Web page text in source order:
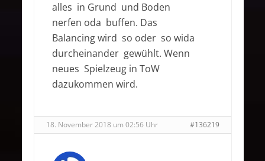
alles in Grund und Boden
nerfen oda buffen. Das
Balancing wird so oder so wida
durcheinander gewühlt. Wenn
neues Spielzeug in ToW
dazukommen wird.
18. November 2018 um 02:56 Uhr #136219